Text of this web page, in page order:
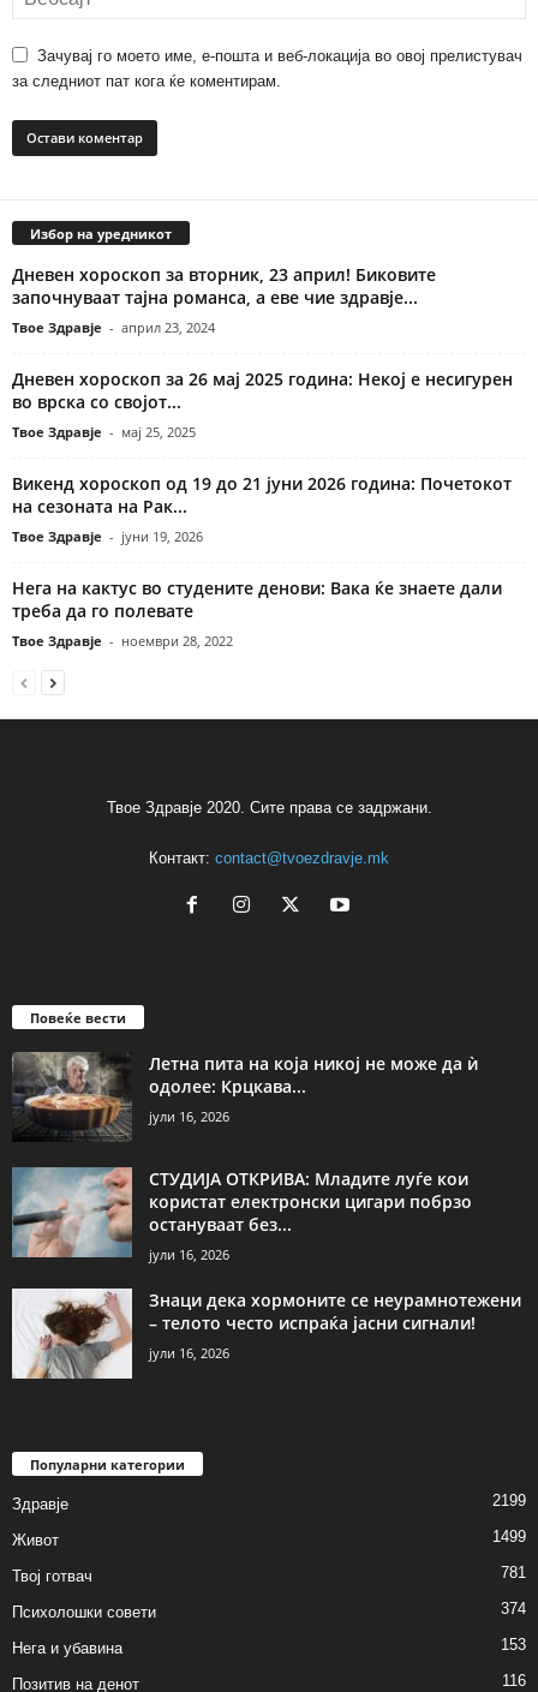
Зачувај го моето име, е-пошта и веб-локација во овој прелистувач
за следниот пат кога ќе коментирам.
Избор на уредникот
Дневен хороскоп за вторник, 23 април! Биковите
започнуваат тајна романса, а еве чие здравје...
Твое Здравје - април 23, 2024
Дневен хороскоп за 26 мај 2025 година: Некој е несигурен
во врска со својот...
Твое Здравје - мај 25, 2025
Викенд хороскоп од 19 до 21 јуни 2026 година: Почетокот
на сезоната на Рак...
Твое Здравје - јуни 19, 2026
Нега на кактус во студените денови: Вака ќе знаете дали
треба да го полевате
Твое Здравје - ноември 28, 2022
Твое Здравје 2020. Сите права се задржани.
Контакт: contact@tvoezdravje.mk
Повеќе вести
Летна пита на која никој не може да ѝ
одолее: Крцкава...
јули 16, 2026
СТУДИЈА ОТКРИВА: Младите луѓе кои
користат електронски цигари побрзо
остануваат без...
јули 16, 2026
Знаци дека хормоните се неурамнотежени
– телото често испраќа јасни сигнали!
јули 16, 2026
Популарни категории
Здравје 2199
Живот 1499
Твој готвач 781
Психолошки совети 374
Нега и убавина 153
Позитив на денот 116